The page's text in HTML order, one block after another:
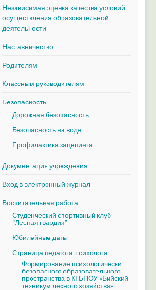
Независимая оценка качества условий
осуществления образовательной
деятельности
Наставничество
Родителям
Классным руководителям
Безопасность
Дорожная безопасность
Безопасность на воде
Профилактика зацепинга
Документация учреждения
Вход в электронный журнал
Воспитательная работа
Студенческий спортивный клуб
“Лесная гвардия”
Юбилейные даты
Страница педагога-психолога
Формирование психологически
безопасного образовательного
пространства в КГБПОУ «Бийский
техникум лесного хозяйства»